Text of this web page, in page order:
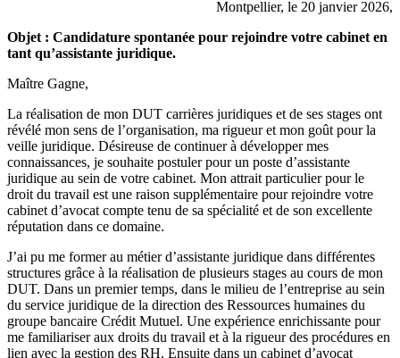
Montpellier, le 20 janvier2026,
Objet : Candidature spontanée pour rejoindre votre cabinet en
tant qu’assistante juridique.
Maître Gagne,
La réalisation de mon DUT carrières juridiques et de ses stages ont
révélé mon sens de l’organisation, ma rigueur et mon goût pour la
veille juridique. Désireuse de continuer à développer mes
connaissances, je souhaite postuler pour un poste d’assistante
juridique au sein de votre cabinet. Mon attrait particulier pour le
droit du travail est une raison supplémentaire pour rejoindre votre
cabinet d’avocat compte tenu de sa spécialité et de son excellente
réputation dans ce domaine.
J’ai pu me former au métier d’assistante juridique dans différentes
structures grâce à la réalisation de plusieurs stages au cours de mon
DUT. Dans un premier temps, dans le milieu de l’entreprise au sein
du service juridique de la direction des Ressources humaines du
groupe bancaire Crédit Mutuel. Une expérience enrichissante pour
me familiariser aux droits du travail et à la rigueur des procédures en
lien avec la gestion des RH. Ensuite dans un cabinet d’avocat